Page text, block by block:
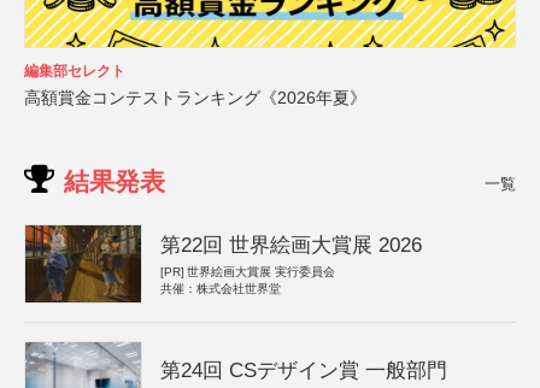
編集部セレクト
高額賞金コンテストランキング《2026年夏》
結果発表 一覧
第22回 世界絵画大賞展 2026
[PR] 世界絵画大賞展 実行委員会
共催：株式会社世界堂
第24回 CSデザイン賞 一般部門